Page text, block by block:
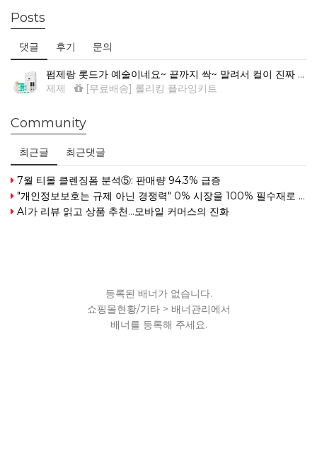
Posts
댓글 후기 문의
펌제랑 롯드가 예술이네요~ 끝까지 싹~ 말려서 컬이 진짜 예뻐요.
제제
[무료배송] 롤리킹 플라잉키트
Community
최근글 최근댓글
7월 티몰 클렌징폼 분석⑤: 판매량 94.3% 급증
"개인정보보호는 규제 아닌 경쟁력" 0% 시장을 100% 필수재로 만든 여성
AI가 리뷰 읽고 상품 추천…모바일 커머스의 진화
등록된 배너가 없습니다.
쇼핑몰현황/기타 > 배너관리에서
배너를 등록해 주세요.